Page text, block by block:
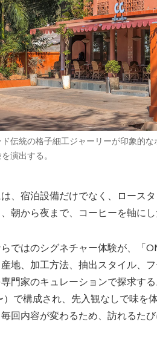
伝統の格子細工ジャーリーが印象的
演出する。
、宿泊設備だけでなく、ロース
朝から夜まで、コーヒーを軸に
ではのシグネチャー体験が、「
地、加工方法、抽出スタイル、
門家のキュレーションで探求す
）で構成され、先入観なしで味を
回内容が変わるため、訪れるた